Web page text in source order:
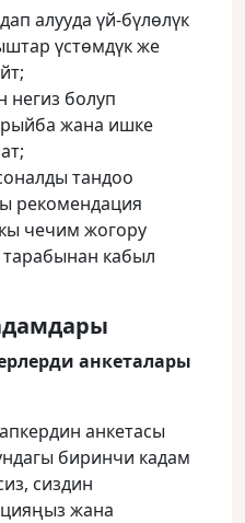
алууда үй-бүлөлүк
үстөмдүк же
негиз болуп
жана ишке
тандоо
рекомендация
чечим жогору
тарабынан кабыл
анкеталары
анкетасы
биринчи кадам
сиздин
жана